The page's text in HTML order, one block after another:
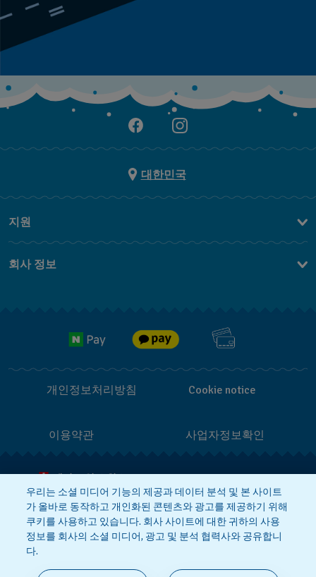
대한민국
지원
FAQ
회사 정보
개인정보처리방침 Cookie notice
이용약관 사업자정보확인
메이드 인 스위스
상호 : 스와치그룹코리아(주)
대표 : STEPHEN DAMON DE LUCCHI
사업자등록번호: 220-81-01107
주소 : 서울특별시 서대문구 충정로
36, 1,2,10,11층동 | 통신판매신고번호:
2018-서울서대문-0765
우리는 소셜 미디어 기능의 제공과 데이터 분석 및 본 사이트
가 올바로 동작하고 개인화된 콘텐츠와 광고를 제공하기 위해
쿠키를 사용하고 있습니다. 회사 사이트에 대한 귀하의 사용
정보를 회사의 소셜 미디어, 광고 및 분석 협력사와 공유합니
다.